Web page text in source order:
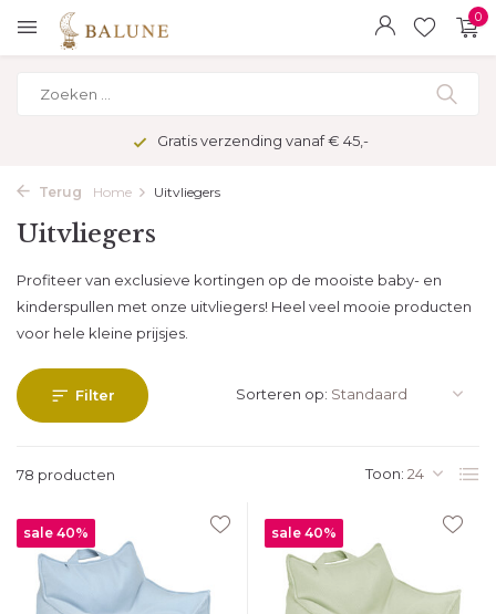
0
Veilig betalen met kopersbescherming
Terug Home Uitvliegers
Uitvliegers
Profiteer van exclusieve kortingen op de mooiste baby- en
kinderspullen met onze uitvliegers! Heel veel mooie producten
voor hele kleine prijsjes.
Filter
78 producten Toon:
Sorteren op:
sale 40% sale 40%